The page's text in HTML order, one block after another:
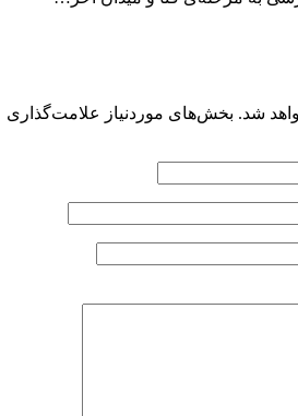
شد. بخش‌های موردنیاز علامت‌گذاری